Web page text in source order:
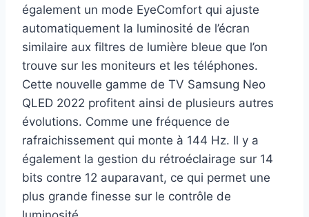
également un mode EyeComfort qui ajuste
automatiquement la luminosité de l’écran
similaire aux filtres de lumière bleue que l’on
trouve sur les moniteurs et les téléphones.
Cette nouvelle gamme de TV Samsung Neo
QLED 2022 profitent ainsi de plusieurs autres
évolutions. Comme une fréquence de
rafraichissement qui monte à 144 Hz. Il y a
également la gestion du rétroéclairage sur 14
bits contre 12 auparavant, ce qui permet une
plus grande finesse sur le contrôle de